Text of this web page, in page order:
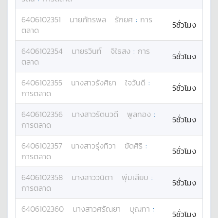
6406102351 นายภัทรพล รักยศ : การ
ตลาด
5ชั่วโมง
6406102354 นายรวินท์ จิไธสง : การ
ตลาด
5ชั่วโมง
6406102355 นางสาวรังศิยา ใจวันดี :
การตลาด
5ชั่วโมง
6406102356 นางสาวรัตนวดี พูลทอง :
การตลาด
5ชั่วโมง
6406102357 นางสาวรุ่งทิวา ขัดศิริ :
การตลาด
5ชั่วโมง
6406102358 นางสาววนิดา พุ่มเลียบ :
การตลาด
5ชั่วโมง
6406102360 นางสาวศรัณยา บุญทา :
5ชั่วโมง